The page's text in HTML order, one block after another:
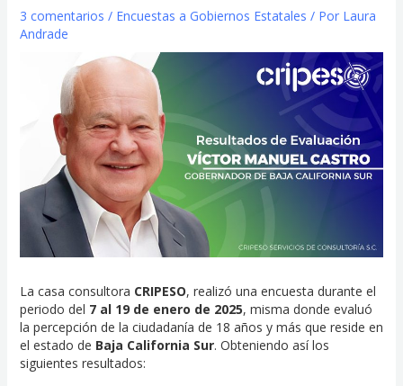
3 comentarios / Encuestas a Gobiernos Estatales / Por Laura
Andrade
La casa consultora CRIPESO, realizó una encuesta durante el
periodo del 7 al 19 de enero de 2025, misma donde evaluó
la percepción de la ciudadanía de 18 años y más que reside en
el estado de Baja California Sur. Obteniendo así los
siguientes resultados: